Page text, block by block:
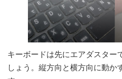
キーボードは先にエアダスター
しょう。縦方向と横方向に動か